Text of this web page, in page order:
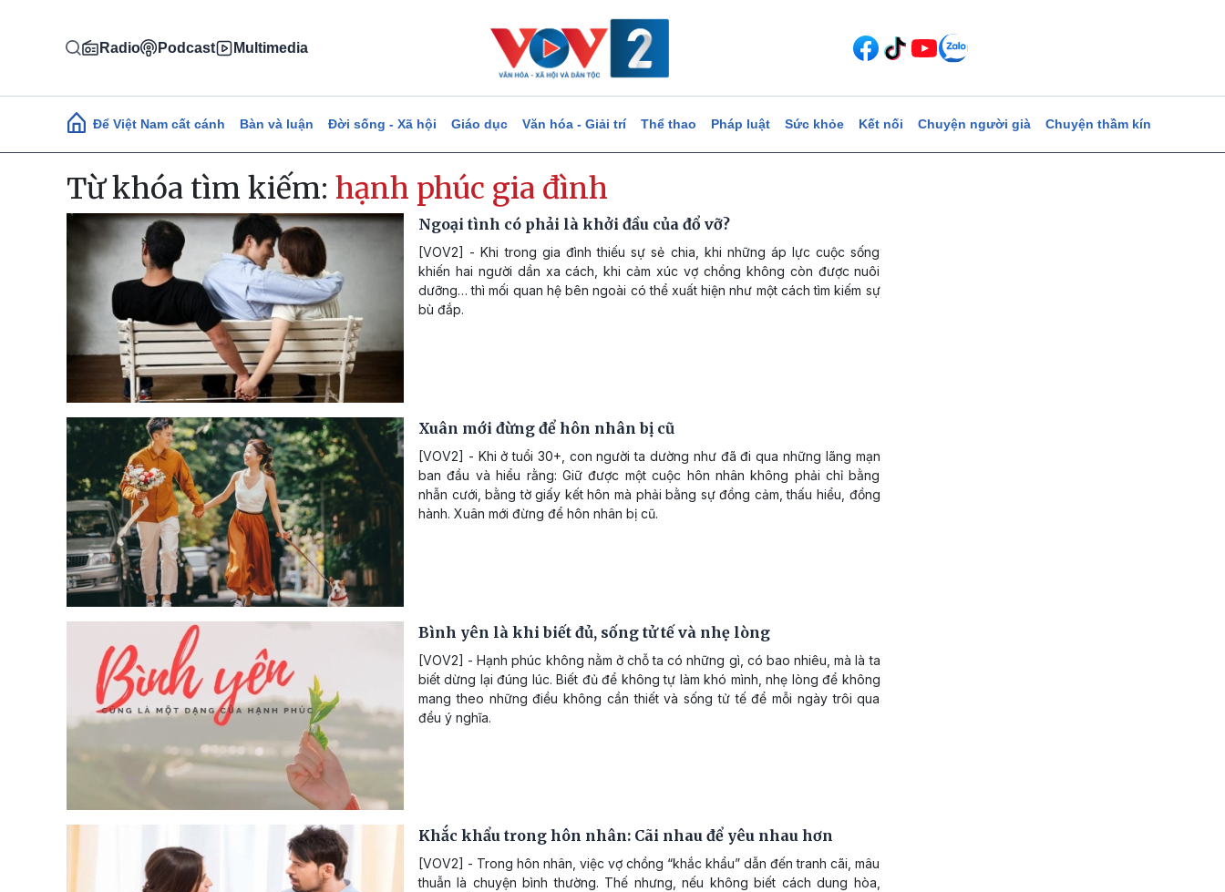
Radio Podcast Multimedia
Main navigation
Để Việt Nam cất cánh Bàn và luận Đời sống - Xã hội Giáo dục Văn hóa - Giải trí Thể thao Pháp luật Sức khỏe Kết nối Chuyện người già Chuyện thầm kín
Từ khóa tìm kiếm: hạnh phúc gia đình
Ngoại tình có phải là khởi đầu của đổ vỡ?
[VOV2] - Khi trong gia đình thiếu sự sẻ chia, khi những áp lực cuộc sống
khiến hai người dần xa cách, khi cảm xúc vợ chồng không còn được nuôi
dưỡng… thì mối quan hệ bên ngoài có thể xuất hiện như một cách tìm kiếm sự
bù đắp.
Xuân mới đừng để hôn nhân bị cũ
[VOV2] - Khi ở tuổi 30+, con người ta dường như đã đi qua những lãng mạn
ban đầu và hiểu rằng: Giữ được một cuộc hôn nhân không phải chỉ bằng
nhẫn cưới, bằng tờ giấy kết hôn mà phải bằng sự đồng cảm, thấu hiểu, đồng
hành. Xuân mới đừng để hôn nhân bị cũ.
Bình yên là khi biết đủ, sống tử tế và nhẹ lòng
[VOV2] - Hạnh phúc không nằm ở chỗ ta có những gì, có bao nhiêu, mà là ta
biết dừng lại đúng lúc. Biết đủ để không tự làm khó mình, nhẹ lòng để không
mang theo những điều không cần thiết và sống tử tế để mỗi ngày trôi qua
đều ý nghĩa.
Khắc khẩu trong hôn nhân: Cãi nhau để yêu nhau hơn
[VOV2] - Trong hôn nhân, việc vợ chồng “khắc khẩu” dẫn đến tranh cãi, mâu
thuẫn là chuyện bình thường. Thế nhưng, nếu không biết cách dung hòa,